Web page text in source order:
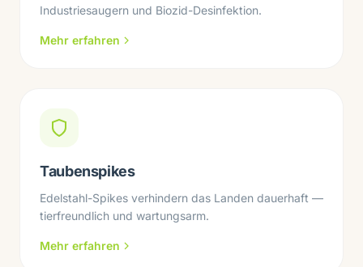
Industriesaugern und Biozid-Desinfektion.
Mehr erfahren
Taubenspikes
Edelstahl-Spikes verhindern das Landen dauerhaft —
tierfreundlich und wartungsarm.
Mehr erfahren